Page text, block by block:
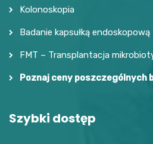
Kolonoskopia
Badanie kapsułką endoskopową
FMT – Transplantacja
Poznaj ceny poszczególnych
Szybki dostęp